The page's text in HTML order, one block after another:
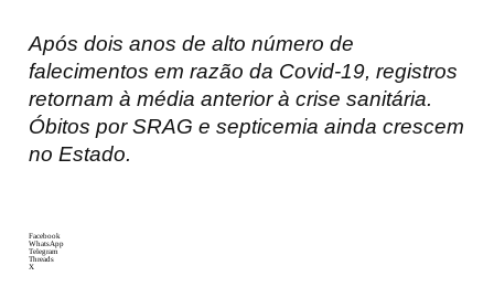
Após dois anos de alto número de
falecimentos em razão da Covid-19, registros
retornam à média anterior à crise sanitária.
Óbitos por SRAG e septicemia ainda crescem
no Estado.
Facebook
WhatsApp
Telegram
Threads
X